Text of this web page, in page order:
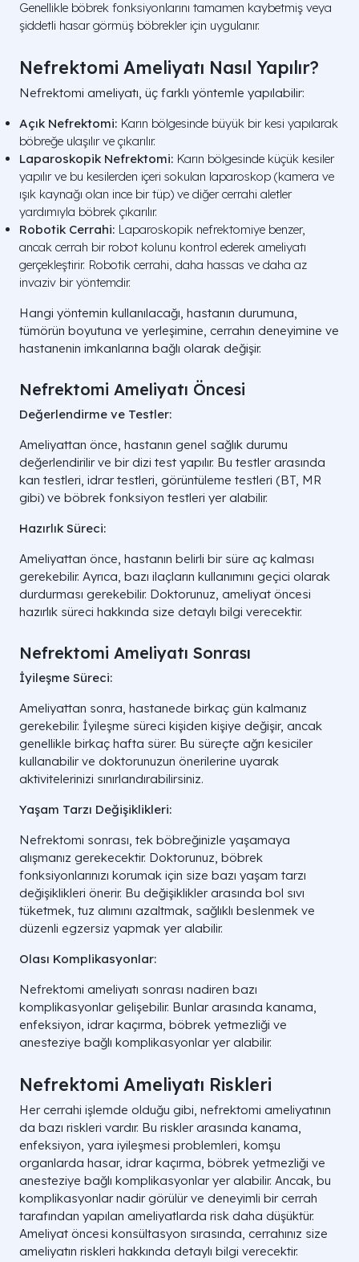
Genellikle böbrek fonksiyonlarını tamamen kaybetmiş veya
şiddetli hasar görmüş böbrekler için uygulanır.
Nefrektomi Ameliyatı Nasıl Yapılır?
Nefrektomi ameliyatı, üç farklı yöntemle yapılabilir:
Açık Nefrektomi: Karın bölgesinde büyük bir kesi yapılarak
böbreğe ulaşılır ve çıkarılır.
Laparoskopik Nefrektomi: Karın bölgesinde küçük kesiler
yapılır ve bu kesilerden içeri sokulan laparoskop (kamera ve
ışık kaynağı olan ince bir tüp) ve diğer cerrahi aletler
yardımıyla böbrek çıkarılır.
Robotik Cerrahi: Laparoskopik nefrektomiye benzer,
ancak cerrah bir robot kolunu kontrol ederek ameliyatı
gerçekleştirir. Robotik cerrahi, daha hassas ve daha az
invaziv bir yöntemdir.
Hangi yöntemin kullanılacağı, hastanın durumuna,
tümörün boyutuna ve yerleşimine, cerrahın deneyimine ve
hastanenin imkanlarına bağlı olarak değişir.
Nefrektomi Ameliyatı Öncesi
Değerlendirme ve Testler:
Ameliyattan önce, hastanın genel sağlık durumu
değerlendirilir ve bir dizi test yapılır. Bu testler arasında
kan testleri, idrar testleri, görüntüleme testleri (BT, MR
gibi) ve böbrek fonksiyon testleri yer alabilir.
Hazırlık Süreci:
Ameliyattan önce, hastanın belirli bir süre aç kalması
gerekebilir. Ayrıca, bazı ilaçların kullanımını geçici olarak
durdurması gerekebilir. Doktorunuz, ameliyat öncesi
hazırlık süreci hakkında size detaylı bilgi verecektir.
Nefrektomi Ameliyatı Sonrası
İyileşme Süreci:
Ameliyattan sonra, hastanede birkaç gün kalmanız
gerekebilir. İyileşme süreci kişiden kişiye değişir, ancak
genellikle birkaç hafta sürer. Bu süreçte ağrı kesiciler
kullanabilir ve doktorunuzun önerilerine uyarak
aktivitelerinizi sınırlandırabilirsiniz.
Yaşam Tarzı Değişiklikleri:
Nefrektomi sonrası, tek böbreğinizle yaşamaya
alışmanız gerekecektir. Doktorunuz, böbrek
fonksiyonlarınızı korumak için size bazı yaşam tarzı
değişiklikleri önerir. Bu değişiklikler arasında bol sıvı
tüketmek, tuz alımını azaltmak, sağlıklı beslenmek ve
düzenli egzersiz yapmak yer alabilir.
Olası Komplikasyonlar:
Nefrektomi ameliyatı sonrası nadiren bazı
komplikasyonlar gelişebilir. Bunlar arasında kanama,
enfeksiyon, idrar kaçırma, böbrek yetmezliği ve
anesteziye bağlı komplikasyonlar yer alabilir.
Nefrektomi Ameliyatı Riskleri
Her cerrahi işlemde olduğu gibi, nefrektomi ameliyatının
da bazı riskleri vardır. Bu riskler arasında kanama,
enfeksiyon, yara iyileşmesi problemleri, komşu
organlarda hasar, idrar kaçırma, böbrek yetmezliği ve
anesteziye bağlı komplikasyonlar yer alabilir. Ancak, bu
komplikasyonlar nadir görülür ve deneyimli bir cerrah
tarafından yapılan ameliyatlarda risk daha düşüktür.
Ameliyat öncesi konsültasyon sırasında, cerrahınız size
ameliyatın riskleri hakkında detaylı bilgi verecektir.